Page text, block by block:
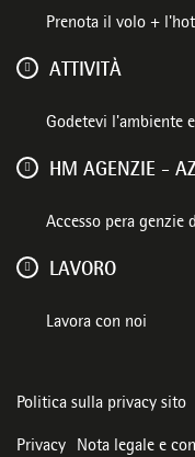
Prenota il volo +
ATTIVITÀ
Godetevi l'ambiente
HM AGENZIE -
Accesso pera genzie
LAVORO
Lavora con noi
Politica sulla privacy sito
Privacy Nota legale e